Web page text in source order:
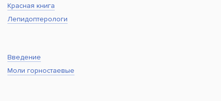
Красная книга
Лепидоптерологи
Введение
Моли горностаевые